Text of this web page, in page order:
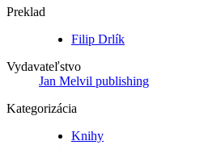
Preklad
Filip Drlík
Vydavateľstvo
Jan Melvil publishing
Kategorizácia
Knihy